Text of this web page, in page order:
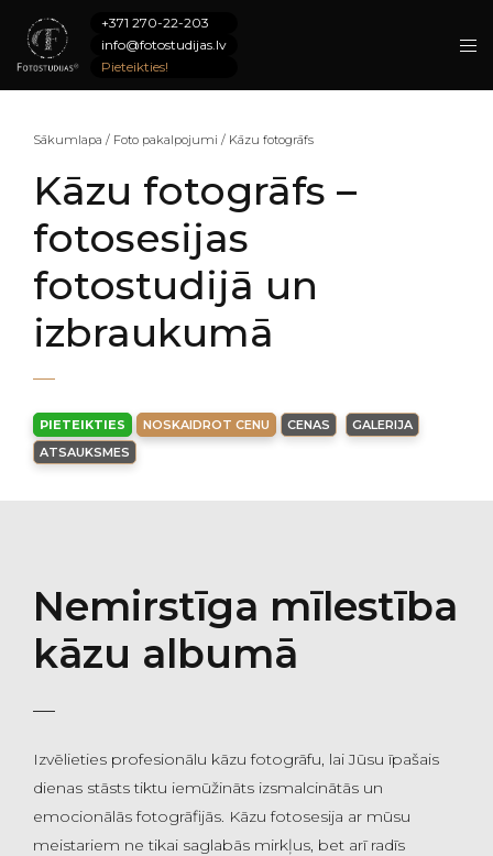
+371 270-22-203
info@fotostudijas.lv
Pieteikties!
Sākumlapa / Foto pakalpojumi / Kāzu fotogrāfs
Kāzu fotogrāfs –
fotosesijas
fotostudijā un
izbraukumā
PIETEIKTIES NOSKAIDROT CENU CENAS
GALERIJA
ATSAUKSMES
Nemirstīga mīlestība
kāzu albumā
Izvēlieties profesionālu kāzu fotogrāfu, lai Jūsu īpašais
dienas stāsts tiktu iemūžināts izsmalcinātās un
emocionālās fotogrāfijās. Kāzu fotosesija ar mūsu
meistariem ne tikai saglabās mirkļus, bet arī radīs